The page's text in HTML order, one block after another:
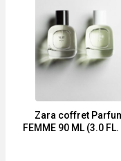
BLACK
select
Zara coffret
FEMME 90 ML (3.0 FL.